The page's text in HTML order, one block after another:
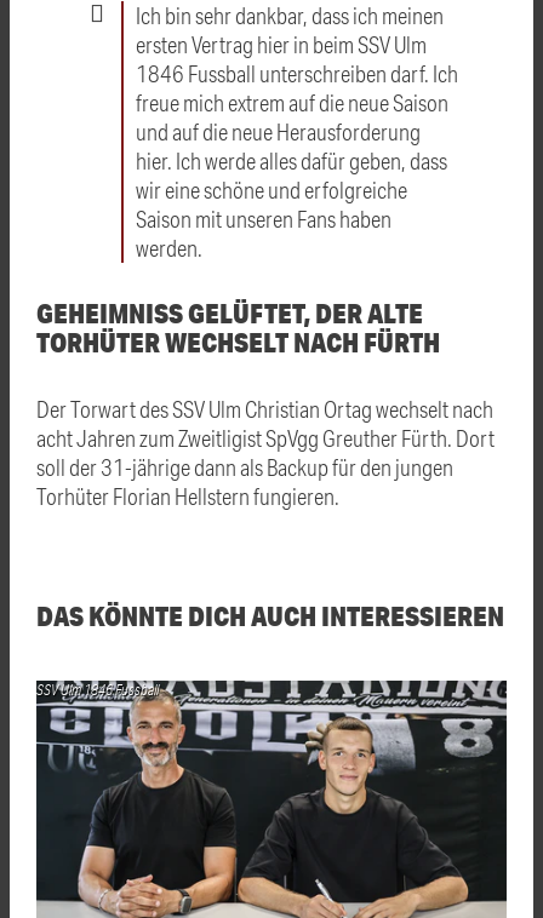
Ich bin sehr dankbar, dass ich meinen
ersten Vertrag hier in beim SSV Ulm
1846 Fussball unterschreiben darf. Ich
freue mich extrem auf die neue Saison
und auf die neue Herausforderung
hier. Ich werde alles dafür geben, dass
wir eine schöne und erfolgreiche
Saison mit unseren Fans haben
werden.
GEHEIMNISS GELÜFTET, DER ALTE
TORHÜTER WECHSELT NACH FÜRTH
Der Torwart des SSV Ulm Christian Ortag wechselt nach
acht Jahren zum Zweitligist SpVgg Greuther Fürth. Dort
soll der 31-jährige dann als Backup für den jungen
Torhüter Florian Hellstern fungieren.
DAS KÖNNTE DICH AUCH INTERESSIEREN
SSV Ulm 1846 Fussball